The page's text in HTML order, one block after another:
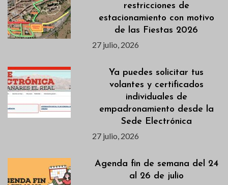
restricciones de
estacionamiento con motivo
de las Fiestas 2026
27 julio, 2026
Ya puedes solicitar tus
volantes y certificados
individuales de
empadronamiento desde la
Sede Electrónica
27 julio, 2026
Agenda fin de semana del 24
al 26 de julio